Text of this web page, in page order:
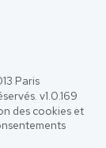
Paris
v1.0.169
des cookies et